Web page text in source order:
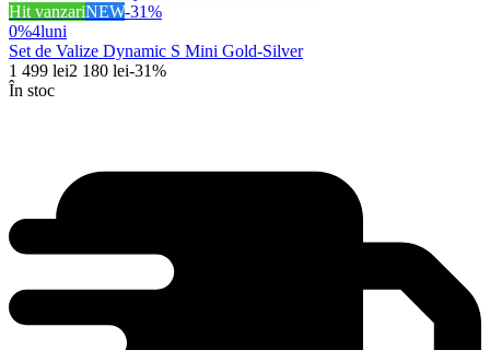
Hit vanzariNEW-31%
0%4luni
Set de Valize Dynamic S Mini Gold-Silver
1 499 lei2 180 lei-31%
În stoc